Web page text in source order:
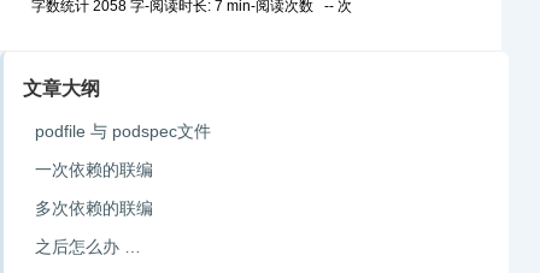
字数统计 2058 字-阅读时长: 7 min-阅读次数 -- 次
文章大纲
podfile 与 podspec文件
一次依赖的联编
多次依赖的联编
之后怎么办 …